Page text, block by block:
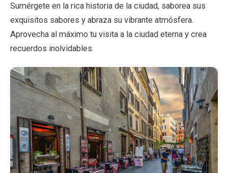
Sumérgete en la rica historia de la ciudad, saborea sus
exquisitos sabores y abraza su vibrante atmósfera.
Aprovecha al máximo tu visita a la ciudad eterna y crea
recuerdos inolvidables.